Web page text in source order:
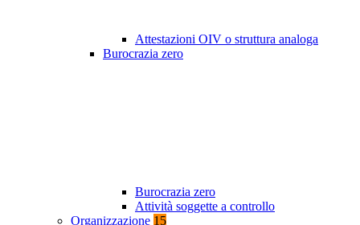
Attestazioni OIV o struttura analoga
Burocrazia zero
Burocrazia zero
Attività soggette a controllo
Organizzazione 15